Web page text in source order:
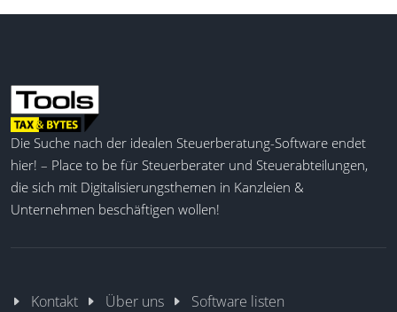
Grundsteuerwerterklärung
Simulation von Zahlungen
Transparente Prozessschritte
Digitale Grundsteuerservices
Automat. von Prozessschritten
Workflowgestützte Abbildung
Die Suche nach der idealen Steuerberatung-Software endet
hier! – Place to be für Steuerberater und Steuerabteilungen,
die sich mit Digitalisierungsthemen in Kanzleien &
Unternehmen beschäftigen wollen!
Kontakt Über uns Software listen